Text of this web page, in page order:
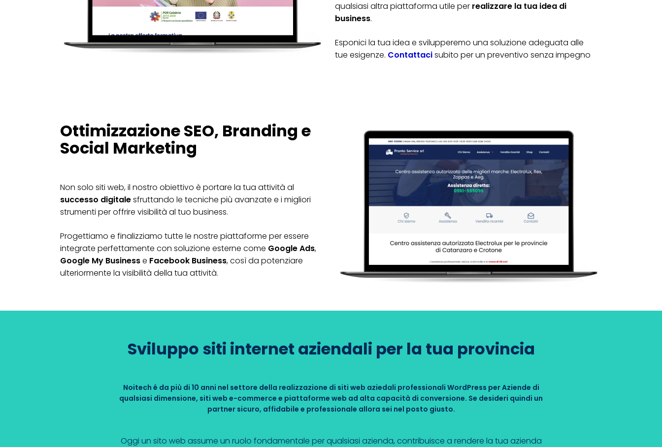
qualsiasi altra piattaforma utile per realizzare la tua idea di
business.
Esponici la tua idea e svilupperemo una soluzione adeguata alle
tue esigenze. Contattacisubito per un preventivo senza impegno
Ottimizzazione SEO, Branding e
Social Marketing
Non solo siti web, il nostro obiettivo è portare la tua attività al
successo digitalesfruttando le tecniche più avanzate e i migliori
strumenti per offrire visibilità al tuo business.
Progettiamo e finalizziamo tutte le nostre piattaforme per essere
integrate perfettamente con soluzione esterne come Google Ads,
Google My Businesse Facebook Business, così da potenziare
ulteriormente la visibilità della tua attività.
Sviluppo siti internet aziendali per la tua provincia
Noitech é da più di 10 anni nel settore della realizzazione di siti web aziedali professionali WordPress per Aziende di
qualsiasi dimensione, siti web e-commerce e piattaforme web ad alta capacità di conversione. Se desideri quindi un
partner sicuro, affidabile e professionale allora sei nel posto giusto.
Oggi un sito web assume un ruolo fondamentale per qualsiasi azienda, contribuisce a rendere la tua azienda